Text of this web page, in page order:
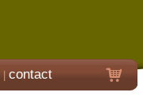
contact